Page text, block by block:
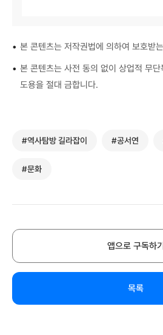
• 본 콘텐츠는 저작권법에 의하여 보호받
• 본 콘텐츠는 사전 동의 없이 상업적 무
도용을 절대 금합니다.
#역사탐방 길라잡이 #공서연
#문화
앱으로 구독하기
목록